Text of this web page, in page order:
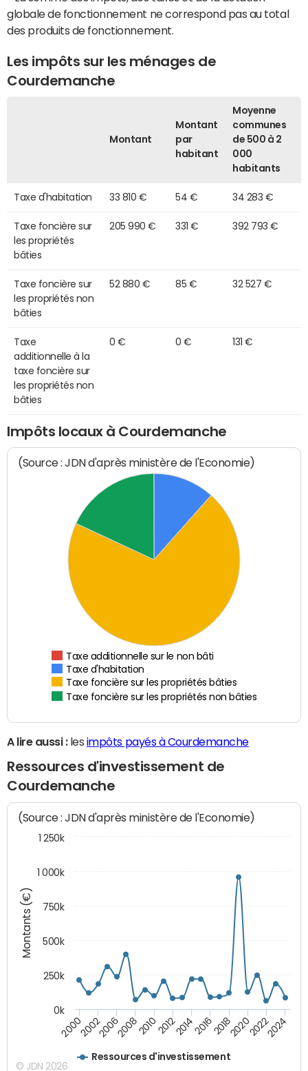
globale de fonctionnement ne correspond pas au total
des produits de fonctionnement.
Les impôts sur les ménages de
Courdemanche
Montant
Montant
par
habitant
Moyenne
communes
de 500 à 2
000
habitants
Taxe d'habitation 33 810 € 54 € 34 283 €
Taxe foncière sur
les propriétés
bâties
205 990 € 331 € 392 793 €
Taxe foncière sur
les propriétés non
bâties
52 880 € 85 € 32 527 €
Taxe
additionnelle à la
taxe foncière sur
les propriétés non
bâties
0 € 0 € 131 €
Impôts locaux à Courdemanche
(Source : JDN d'après ministère de l'Economie)
Taxe additionnelle sur le non bâti
Taxe d'habitation
Taxe foncière sur les propriétés bâties
Taxe foncière sur les propriétés non bâties
A lire aussi :les impôts payés à Courdemanche
Ressources d'investissement de
Courdemanche
Montants (€)
(Source : JDN d'après ministère de l'Economie)
Ressources d'investissement
200020022006200820102012201420162018202020222024
0k
250k
500k
750k
1 000k
1 250k
© JDN 2026